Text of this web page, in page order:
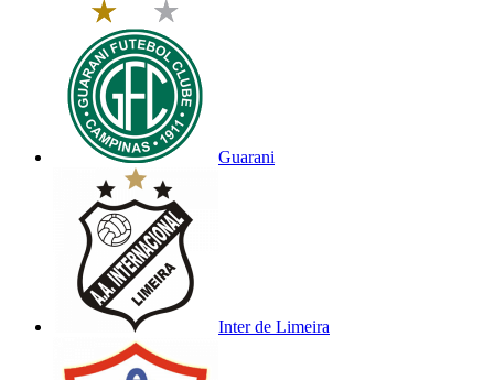
Guarani
Inter de Limeira